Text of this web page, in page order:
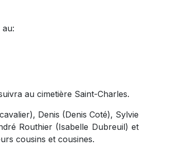
au cimetière Saint-Charles.
Denis (Denis Coté), Sylvie
Routhier (Isabelle Dubreuil) et
cousins et cousines.